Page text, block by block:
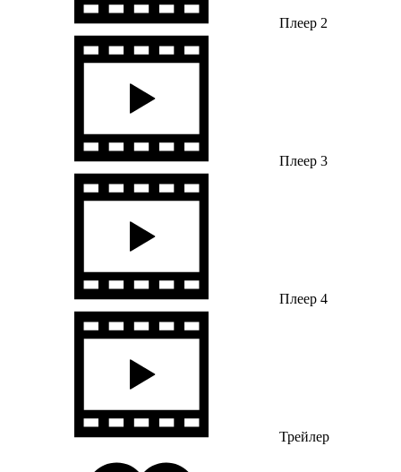
Плеер 2
Плеер 3
Плеер 4
Трейлер